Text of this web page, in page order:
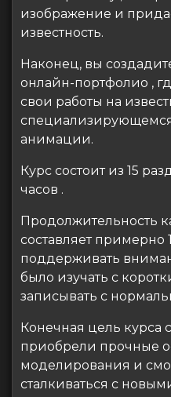
изображение и
известность.
Наконец, вы
онлайн-портфолио ,
свои работы на
анимации.
Курс состоит из 15
часов .
Продолжительность
составляет примерно
поддерживать
было изучать с
записывать с
Конечная цель курса
приобрели прочные
моделирования и
сталкиваться с